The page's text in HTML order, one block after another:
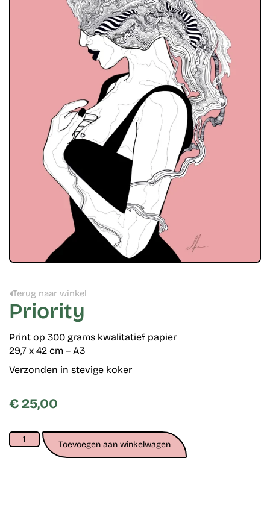
Terug naar winkel
Priority
Print op 300 grams kwalitatief papier
29,7 x 42 cm – A3
Verzonden in stevige koker
€ 25,00
Toevoegen aan winkelwagen